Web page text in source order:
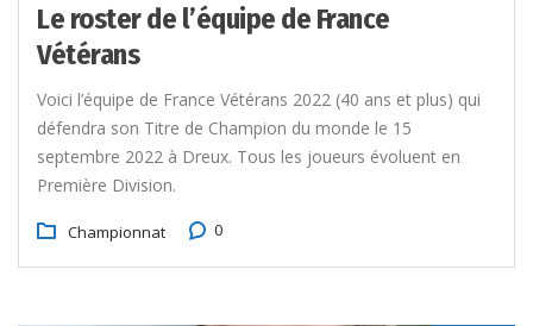
Le roster de l’équipe de France
Vétérans
Voici l’équipe de France Vétérans 2022 (40 ans et plus) qui
défendra son Titre de Champion du monde le 15
septembre 2022 à Dreux. Tous les joueurs évoluent en
Première Division.
Championnat 0